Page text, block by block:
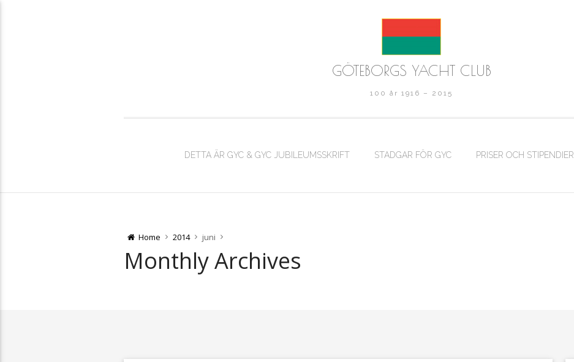
GÖTEBORGS YACHT CLUB
100 år 1916 – 2015
DETTA ÄR GYC & GYC JUBILEUMSSKRIFT STADGAR FÖR GYC PRISER OCH STIPENDIER
Home 2014 juni
Monthly Archives